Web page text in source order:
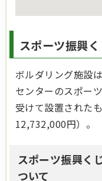
スポーツ振興
ボルダリング施設
センターのスポー
受けて設置された
12,732,000円）。
スポーツ振興く
ついて